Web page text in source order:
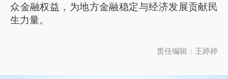
众金融权益，为地方金融稳定与经济发展贡献民
生力量。
责任编辑：王婷婷